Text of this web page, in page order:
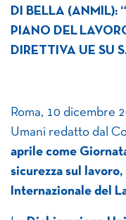
DI BELLA (ANMIL):
PIANO DEL
DIRETTIVA UE SU
Roma, 10 dicembre
Umani redatto dal
aprile come
sicurezza sul
Internazionale del